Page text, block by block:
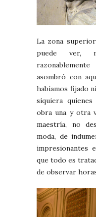
La zona
puede ver,
asombró con
habíamos fijado
siquiera
obra una y otra
maestría, no
moda, de
impresionantes
que todo es
de observar